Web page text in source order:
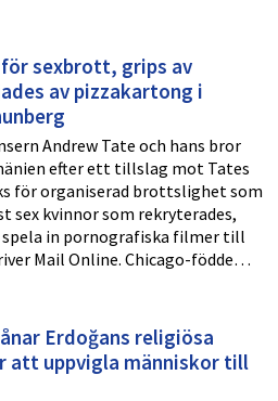
sexbrott, grips av
av pizzakartong i
Andrew Tate och hans bror
efter ett tillslag mot Tates
för organiserad brottslighet som
sex kvinnor som rekryterades,
in pornografiska filmer till
Mail Online. Chicago-födde…
Erdoğans religiösa
att uppvigla människor till